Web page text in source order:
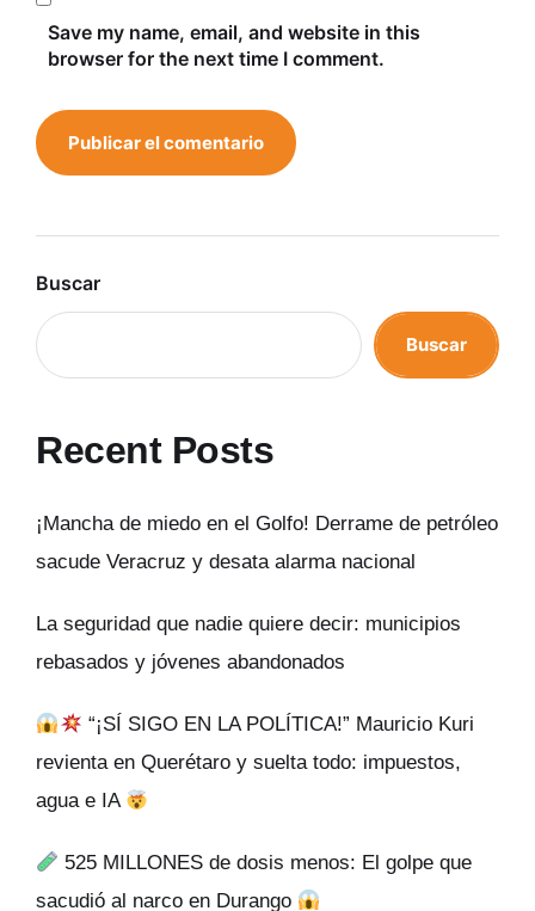
Save my name, email, and website in this
browser for the next time I comment.
Buscar
Buscar
Recent Posts
¡Mancha de miedo en el Golfo! Derrame de petróleo
sacude Veracruz y desata alarma nacional
La seguridad que nadie quiere decir: municipios
rebasados y jóvenes abandonados
“¡SÍ SIGO EN LA POLÍTICA!” Mauricio Kuri
revienta en Querétaro y suelta todo: impuestos,
agua e IA
525 MILLONES de dosis menos: El golpe que
sacudió al narco en Durango